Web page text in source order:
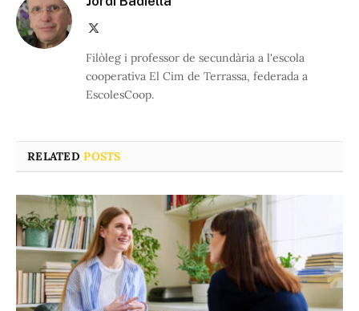
Filòleg i professor de secundària a l'escola
cooperativa El Cim de Terrassa, federada a
EscolesCoop.
RELATEDPOSTS